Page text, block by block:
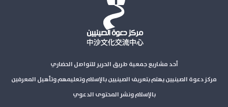
أحد مشاريع جمعية طريق الحرير للتواصل الحضاري
مركز دعوة الصينيين يهتم بتعريف الصينيين بالإسلام وتعليمهم وتأهيل المعرفين
بالإسلام ونشر المحتوى الدعوي